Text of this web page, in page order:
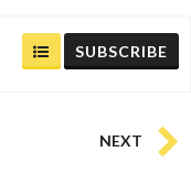
SUBSCRIBE
NEXT